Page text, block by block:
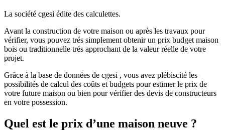
La société cgesi édite des calculettes.
Avant la construction de votre maison ou après les travaux pour
vérifier, vous pouvez trés simplement obtenir un prix budget maison
bois ou traditionnelle trés approchant de la valeur réelle de votre
projet.
Grâce à la base de données de cgesi , vous avez plébiscité les
possibilités de calcul des coûts et budgets pour estimer le prix de
votre future maison ou bien pour vérifier des devis de constructeurs
en votre possession.
Quel est le prix d’une maison neuve ?